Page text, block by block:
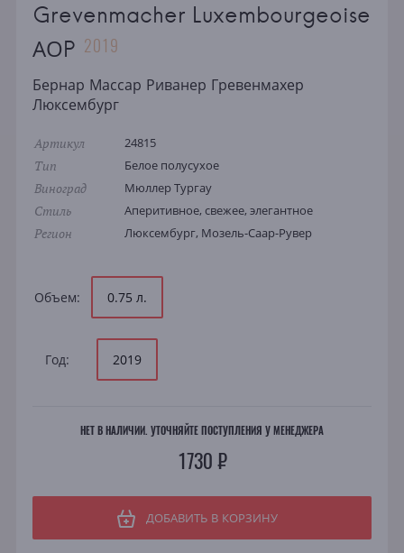
Grevenmacher Luxembourgeoise
АОP 2019
Бернар Массар Риванер Гревенмахер
Люксембург
Артикул 24815
Тип Белое полусухое
Виноград Мюллер Тургау
Стиль Аперитивное, свежее, элегантное
Регион Люксембург, Мозель-Саар-Рувер
Объем: 0.75 л.
Год: 2019
НЕТ В НАЛИЧИИ. УТОЧНЯЙТЕ ПОСТУПЛЕНИЯ У МЕНЕДЖЕРА
1730 ₽
ДОБАВИТЬ В КОРЗИНУ